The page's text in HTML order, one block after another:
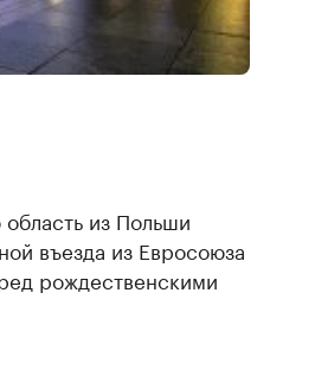
из Польши
въезда из Евросоюза
рождественскими